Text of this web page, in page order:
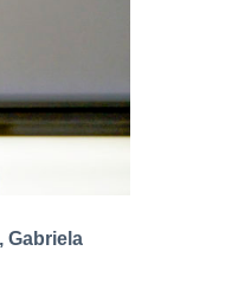
Gabriela